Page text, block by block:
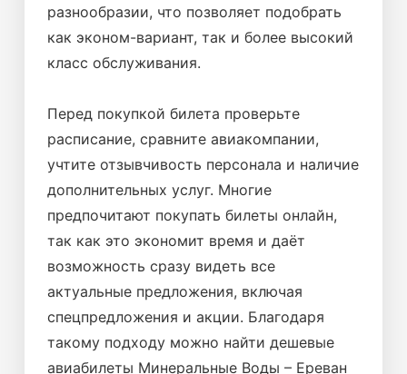
разнообразии, что позволяет подобрать
как эконом-вариант, так и более высокий
класс обслуживания.
Перед покупкой билета проверьте
расписание, сравните авиакомпании,
учтите отзывчивость персонала и наличие
дополнительных услуг. Многие
предпочитают покупать билеты онлайн,
так как это экономит время и даёт
возможность сразу видеть все
актуальные предложения, включая
спецпредложения и акции. Благодаря
такому подходу можно найти дешевые
авиабилеты Минеральные Воды – Ереван